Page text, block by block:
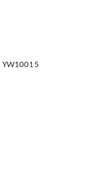
YW10015